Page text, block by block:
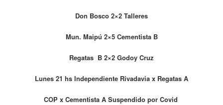
Don Bosco 2×2 Talleres
Mun. Maipú 2×5 Cementista B
Regatas B 2×2 Godoy Cruz
Lunes 21 hs Independiente Rivadavia x Regatas A
COP x Cementista A Suspendido por Covid